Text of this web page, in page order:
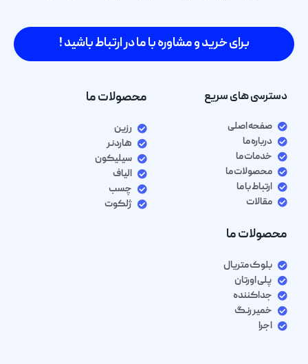
برای خرید و مشاوره با ما در ارتباط باشید !
دسترسی های سریع
صفحه اصلی
درباره ما
خدمات ما
محصولات ما
ارتباط با ما
مقالات
محصولات ما
رزین
هاردنر
سیلیکون
الیاف
چسب
ژلکوت
محصولات ما
بلوک متریال
پلی اورتان
جداکننده
خمیر رنگ
اجرا